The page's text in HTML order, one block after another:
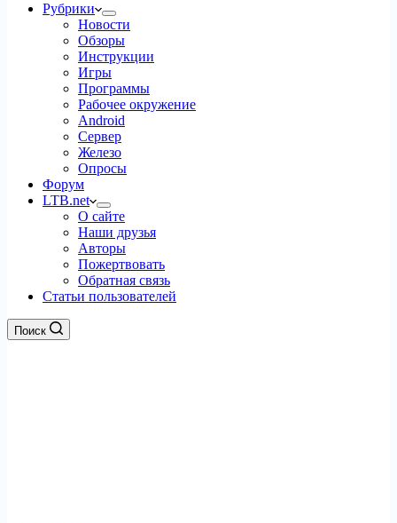
Рубрики
Новости
Обзоры
Инструкции
Игры
Программы
Рабочее окружение
Android
Сервер
Железо
Опросы
Форум
LTB.net
О сайте
Наши друзья
Авторы
Пожертвовать
Обратная связь
Статьи пользователей
Поиск